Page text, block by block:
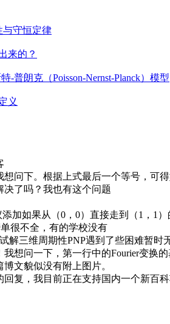
与守恒定律
来的？
-普朗克（Poisson-Nernst-Planck）模型
义
想问下。根据上式最后一个等号，可
决了吗？我也有这个问题
添加如果从（0，0）直接走到（1，1
很不全，有的学校没有
解三维周期性PNP遇到了些困难暂时
我想问一下，第一行中的Fourier变换的
文貌似没有附上图片。
回复，我目前正在支持国内一个新百